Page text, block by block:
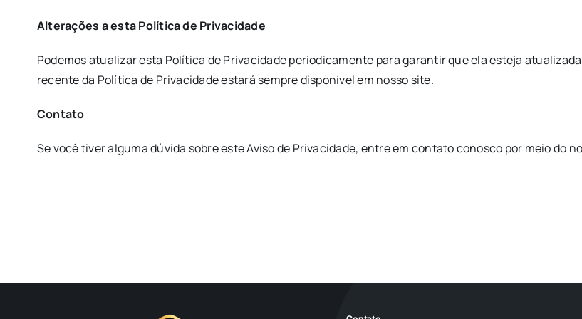
Alterações a esta Política de Privacidade
Podemos atualizar esta Política de Privacidade periodicamente para garantir que ela esteja
recente da Política de Privacidade estará sempre disponível em nosso site.
Contato
Se você tiver alguma dúvida sobre este Aviso de Privacidade, entre em contato conosco por meio do